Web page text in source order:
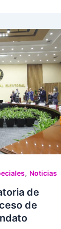
, Noticias
de
de